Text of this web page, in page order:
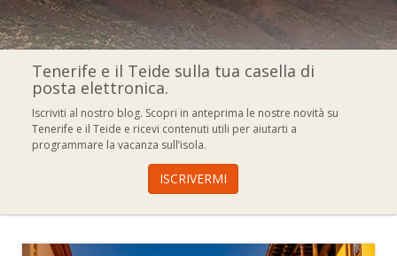
Tenerife e il Teide sulla tua casella di
posta elettronica.
Iscriviti al nostro blog. Scopri in anteprima le nostre novità su
Tenerife e il Teide e ricevi contenuti utili per aiutarti a
programmare la vacanza sull’isola.